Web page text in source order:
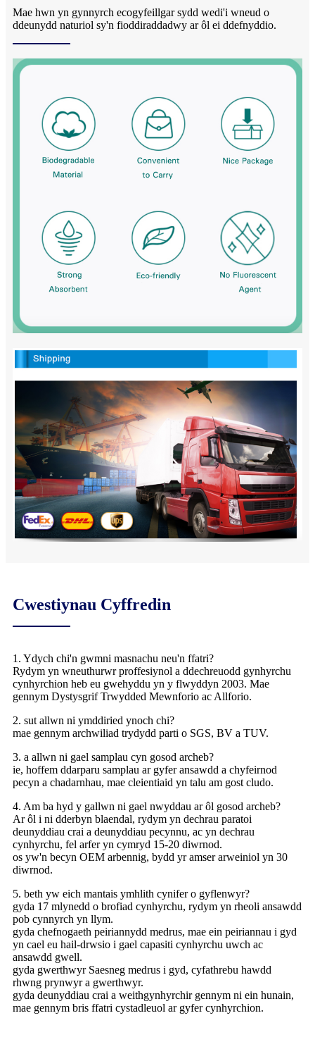
Mae hwn yn gynnyrch ecogyfeillgar sydd wedi'i wneud o
ddeunydd naturiol sy'n fioddiraddadwy ar ôl ei ddefnyddio.
Cwestiynau Cyffredin
1. Ydych chi'n gwmni masnachu neu'n ffatri?
Rydym yn wneuthurwr proffesiynol a ddechreuodd gynhyrchu
cynhyrchion heb eu gwehyddu yn y flwyddyn 2003. Mae
gennym Dystysgrif Trwydded Mewnforio ac Allforio.
2. sut allwn ni ymddiried ynoch chi?
mae gennym archwiliad trydydd parti o SGS, BV a TUV.
3. a allwn ni gael samplau cyn gosod archeb?
ie, hoffem ddarparu samplau ar gyfer ansawdd a chyfeirnod
pecyn a chadarnhau, mae cleientiaid yn talu am gost cludo.
4. Am ba hyd y gallwn ni gael nwyddau ar ôl gosod archeb?
Ar ôl i ni dderbyn blaendal, rydym yn dechrau paratoi
deunyddiau crai a deunyddiau pecynnu, ac yn dechrau
cynhyrchu, fel arfer yn cymryd 15-20 diwrnod.
os yw'n becyn OEM arbennig, bydd yr amser arweiniol yn 30
diwrnod.
5. beth yw eich mantais ymhlith cynifer o gyflenwyr?
gyda 17 mlynedd o brofiad cynhyrchu, rydym yn rheoli ansawdd
pob cynnyrch yn llym.
gyda chefnogaeth peiriannydd medrus, mae ein peiriannau i gyd
yn cael eu hail-drwsio i gael capasiti cynhyrchu uwch ac
ansawdd gwell.
gyda gwerthwyr Saesneg medrus i gyd, cyfathrebu hawdd
rhwng prynwyr a gwerthwyr.
gyda deunyddiau crai a weithgynhyrchir gennym ni ein hunain,
mae gennym bris ffatri cystadleuol ar gyfer cynhyrchion.